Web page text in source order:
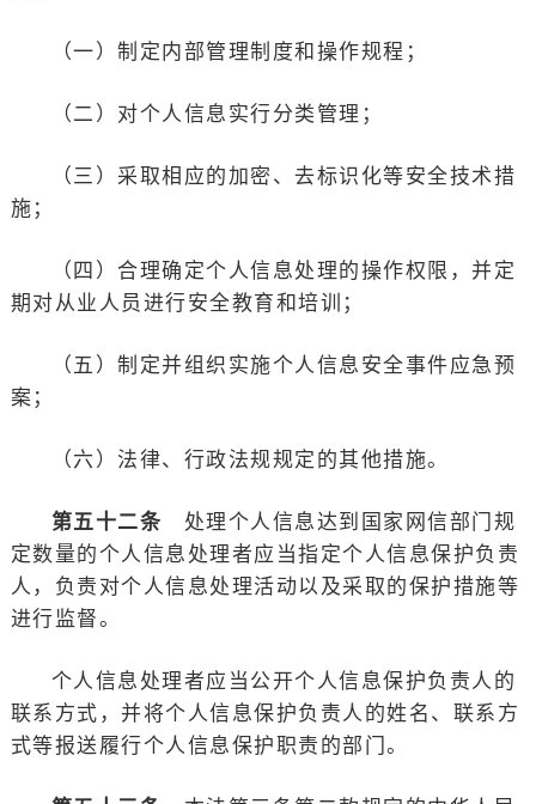
（一）制定内部管理制度和操作规程；
（二）对个人信息实行分类管理；
（三）采取相应的加密、去标识化等安全技术措
施；
（四）合理确定个人信息处理的操作权限，并定
期对从业人员进行安全教育和培训；
（五）制定并组织实施个人信息安全事件应急预
案；
（六）法律、行政法规规定的其他措施。
第五十二条 处理个人信息达到国家网信部门规
定数量的个人信息处理者应当指定个人信息保护负责
人，负责对个人信息处理活动以及采取的保护措施等
进行监督。
个人信息处理者应当公开个人信息保护负责人的
联系方式，并将个人信息保护负责人的姓名、联系方
式等报送履行个人信息保护职责的部门。